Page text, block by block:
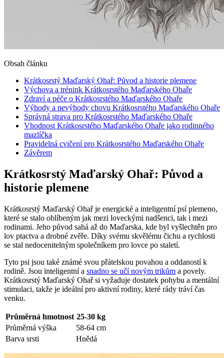
Obsah článku
Krátkosrstý Maďarský Ohař: Původ a historie plemene
Výchova a trénink Krátkosrstého Maďarského Ohaře
Zdraví a péče o Krátkosrstého Maďarského Ohaře
Výhody a nevýhody chovu Krátkosrstého Maďarského Ohaře
Správná strava pro Krátkosrstého Maďarského Ohaře
Vhodnost Krátkosrstého Maďarského Ohaře jako rodinného
mazlíčka
Pravidelná cvičení pro Krátkosrstého Maďarského Ohaře
Závěrem
Krátkosrstý Maďarský Ohař: Původ a
historie plemene
Krátkosrstý Maďarský Ohař je energické a inteligentní psí plemeno,
které se stalo oblíbeným jak mezi loveckými nadšenci, tak i mezi
rodinami. Jeho původ sahá až do Maďarska, kde byl vyšlechtěn pro
lov ptactva a drobné zvěře. Díky svému skvělému čichu a rychlosti
se stal nedocenitelným společníkem pro lovce po staletí.
Tyto psi jsou také známé svou přátelskou povahou a oddaností k
rodině. Jsou inteligentní a snadno se učí novým trikům a povely.
Krátkosrstý Maďarský Ohař si vyžaduje dostatek pohybu a mentální
stimulaci, takže je ideální pro aktivní rodiny, které rády tráví čas
venku.
Průměrná hmotnost 25-30 kg
Průměrná výška
58-64 cm
Barva srsti
Hnědá